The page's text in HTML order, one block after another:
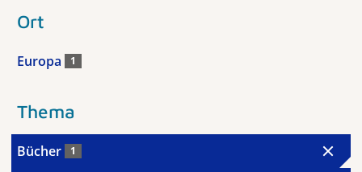
Ort
Europa 1
Thema
Bücher 1